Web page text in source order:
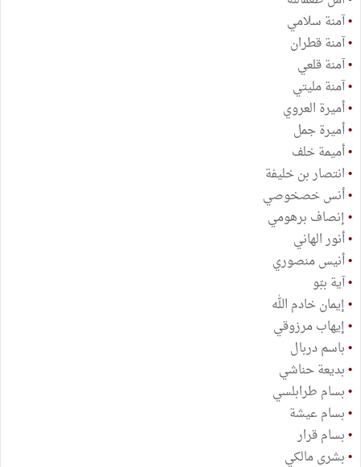
•آمنة سلامي
•آمنة قطران
•آمنة قلعي
•آمنة مليتي
•أميرة العروي
•أميرة جمل
•أميمة خلف
•انتصار بن خليفة
•أنس خصخوصي
•إنصاف برهومي
•أنور الهاني
•أنيس منصوري
•آية ببّو
•إيمان خادم الله
•إيهاب مرزوقي
•باسم دربال
•بديعة حناشي
•بسام طرابلسي
•بسام عيشة
•بسام قرار
•بشرى مالكي